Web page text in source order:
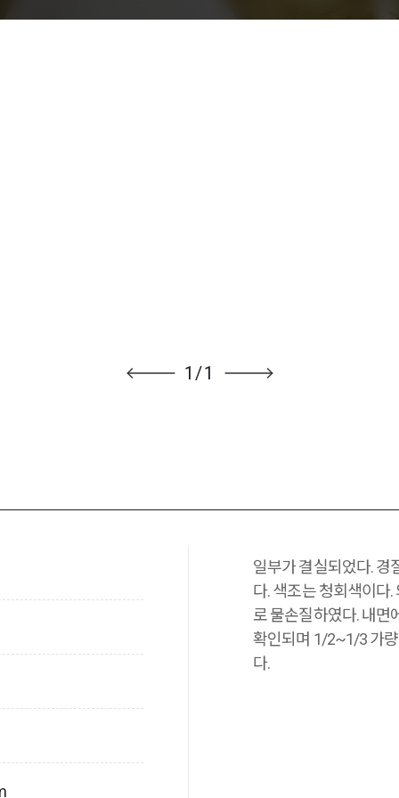
1/1
일부가 결실되었다. 경
다. 색조는 청회색이다
로 물손질하였다. 내면
확인되며 1/2~1/3 가
다.